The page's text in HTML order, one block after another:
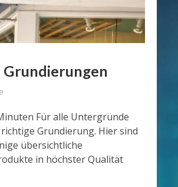
Grundierungen
Für alle Untergründe
Grundierung. Hier sind
übersichtliche
in höchster Qualität